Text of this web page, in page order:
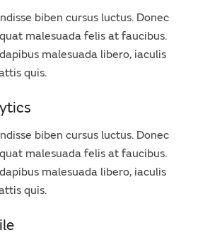
biben cursus luctus. Donec
malesuada felis at faucibus.
malesuada libero, iaculis
quis.
biben cursus luctus. Donec
malesuada felis at faucibus.
malesuada libero, iaculis
quis.